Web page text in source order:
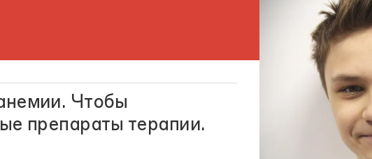
Чтобы
препараты терапии.